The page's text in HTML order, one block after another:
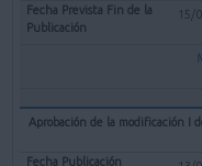
15/
Aprobación de la modificación I